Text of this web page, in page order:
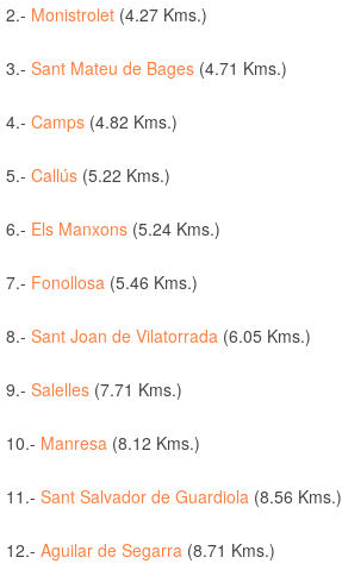
2.- Monistrolet (4.27 Kms.)
3.- Sant Mateu de Bages (4.71 Kms.)
4.- Camps (4.82 Kms.)
5.- Callús (5.22 Kms.)
6.- Els Manxons (5.24 Kms.)
7.- Fonollosa (5.46 Kms.)
8.- Sant Joan de Vilatorrada (6.05 Kms.)
9.- Salelles (7.71 Kms.)
10.- Manresa (8.12 Kms.)
11.- Sant Salvador de Guardiola (8.56 Kms.)
12.- Aguilar de Segarra (8.71 Kms.)